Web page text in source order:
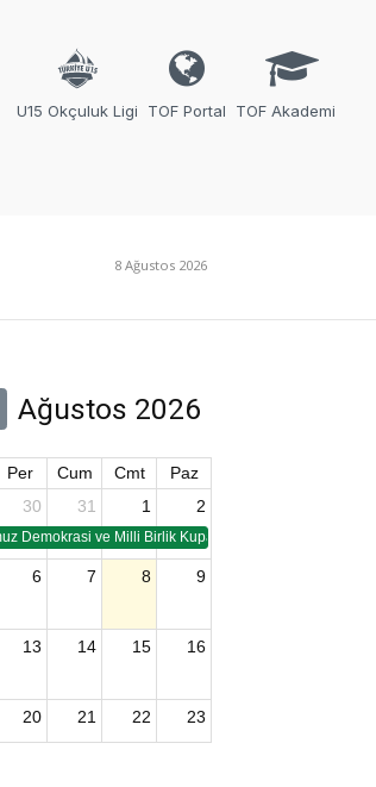
U15 Okçuluk Ligi TOF Portal TOF Akademi
8 Ağustos 2026
Ağustos 2026
Per Cum Cmt
Paz
Kupası (TSP -2)
Demokrasi ve Milli Birlik Kupası 2. Ayak (TSP 2)
30 31 1 2
6 7 8 9
13 14 15 16
20 21 22 23